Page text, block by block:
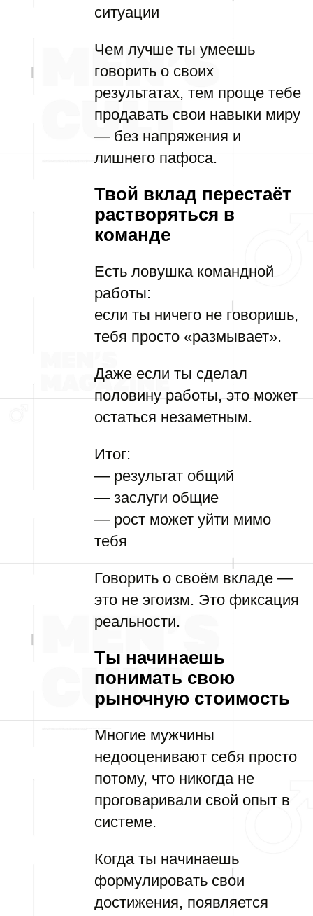
ситуации
Чем лучше ты умеешь
говорить о своих
результатах, тем проще тебе
продавать свои навыки миру
— без напряжения и
лишнего пафоса.
Твой вклад перестаёт
растворяться в
команде
Есть ловушка командной
работы:
если ты ничего не говоришь,
тебя просто «размывает».
Даже если ты сделал
половину работы, это может
остаться незаметным.
Итог:
— результат общий
— заслуги общие
— рост может уйти мимо
тебя
Говорить о своём вкладе —
это не эгоизм. Это фиксация
реальности.
Ты начинаешь
понимать свою
рыночную стоимость
Многие мужчины
недооценивают себя просто
потому, что никогда не
проговаривали свой опыт в
системе.
Когда ты начинаешь
формулировать свои
достижения, появляется